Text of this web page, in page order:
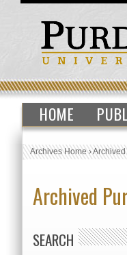
HOME
Archives Home›
Archived
SEARCH